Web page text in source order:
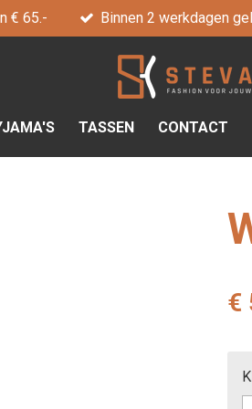
€ 65.- Binnen 2 werkdagen
TASSEN CONTACT
€